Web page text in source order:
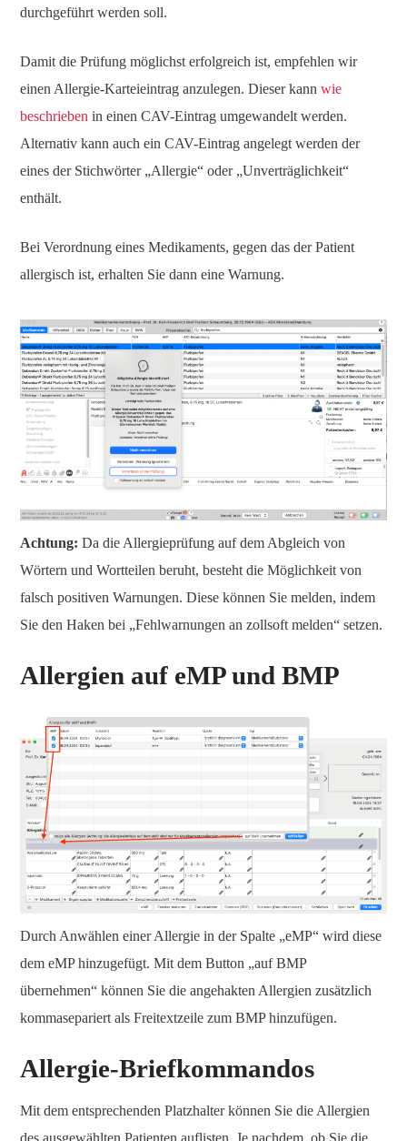
durchgeführt werden soll.
Damit die Prüfung möglichst erfolgreich ist, empfehlen wir
einen Allergie-Karteieintrag anzulegen. Dieser kann wie
beschrieben in einen CAV-Eintrag umgewandelt werden.
Alternativ kann auch ein CAV-Eintrag angelegt werden der
eines der Stichwörter „Allergie“ oder „Unverträglichkeit“
enthält.
Bei Verordnung eines Medikaments, gegen das der Patient
allergisch ist, erhalten Sie dann eine Warnung.
Achtung: Da die Allergieprüfung auf dem Abgleich von
Wörtern und Wortteilen beruht, besteht die Möglichkeit von
falsch positiven Warnungen. Diese können Sie melden, indem
Sie den Haken bei „Fehlwarnungen an zollsoft melden“ setzen.
Allergien auf eMP und BMP
Durch Anwählen einer Allergie in der Spalte „eMP“ wird diese
dem eMP hinzugefügt. Mit dem Button „auf BMP
übernehmen“ können Sie die angehakten Allergien zusätzlich
kommasepariert als Freitextzeile zum BMP hinzufügen.
Allergie-Briefkommandos
Mit dem entsprechenden Platzhalter können Sie die Allergien
des ausgewählten Patienten auflisten. Je nachdem, ob Sie die